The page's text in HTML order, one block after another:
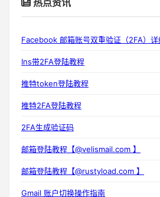
热点资讯
Facebook 邮箱账号双重验证（2FA）
Ins带2FA登陆教程
推特token登陆教程
推特2FA登陆教程
2FA生成验证码
邮箱登陆教程【@velismail.com 】
邮箱登陆教程【@rustyload.com 】
Gmail 账户切换操作指南